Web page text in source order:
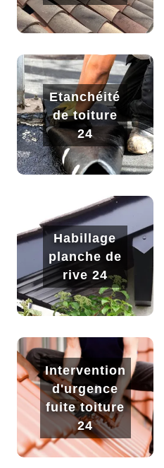
Etanchéité
de toiture
24
Habillage
planche de
rive 24
Intervention
d'urgence
fuite toiture
24